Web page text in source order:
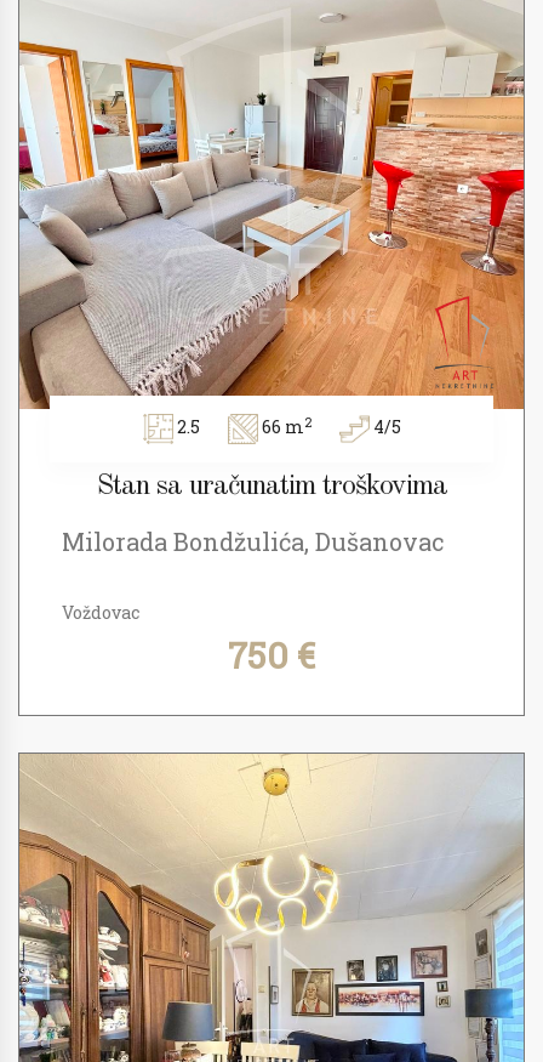
2.5 66 m2 4/5
Stan sa uračunatim troškovima
Milorada Bondžulića, Dušanovac
Voždovac
750 €